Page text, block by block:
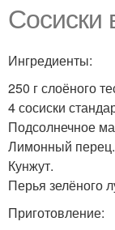
Сосиски
Ингредиенты:
250 г слоёного
4 сосиски
Подсолнечное
Лимонный перец.
Кунжут.
Перья зелёного
Приготовление: